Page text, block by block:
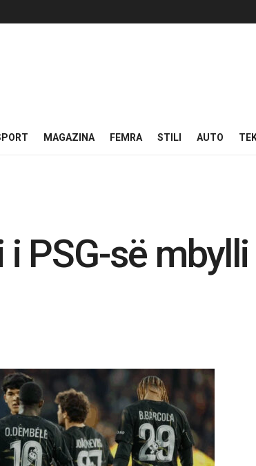
MAGAZINA FEMRA STILI AUTO
PSG-së